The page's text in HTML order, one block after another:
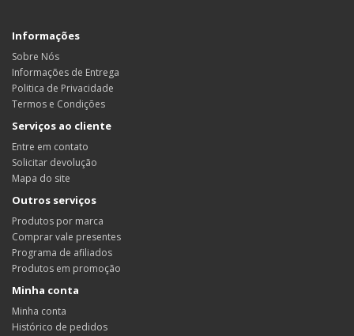
Informações
Sobre Nós
Informações de Entrega
Politica de Privacidade
Termos e Condições
Serviços ao cliente
Entre em contato
Solicitar devolução
Mapa do site
Outros serviços
Produtos por marca
Comprar vale presentes
Programa de afiliados
Produtos em promoção
Minha conta
Minha conta
Histórico de pedidos